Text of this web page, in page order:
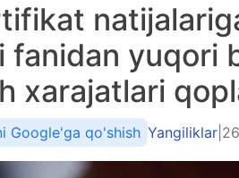
fanidan yuqori
xarajatlari
Google'ga qo'shish Yangiliklar